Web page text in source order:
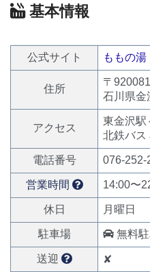
基本情報
公式サイト ももの湯
住所
〒
石川県金
アクセス
東金沢駅
北鉄バス
電話番号 076-252-
営業時間 14:00〜
休日 月曜日
駐車場 無料
送迎 ✘